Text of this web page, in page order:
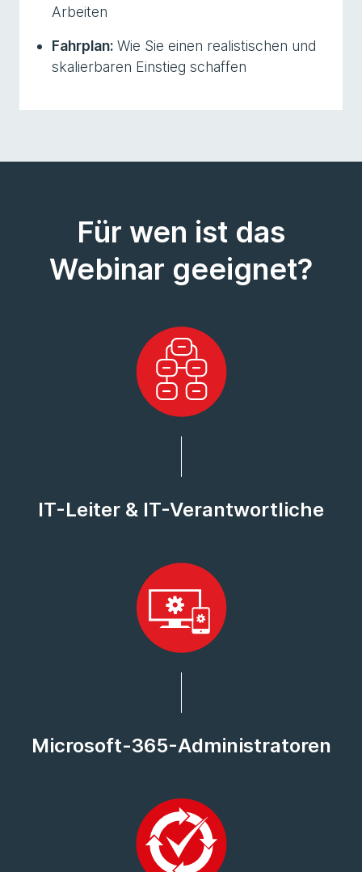
Arbeiten
Fahrplan: Wie Sie einen realistischen und
skalierbaren Einstieg schaffen
Für wen ist das
Webinar geeignet?
IT-Leiter & IT-Verantwortliche
Microsoft-365-Administratoren